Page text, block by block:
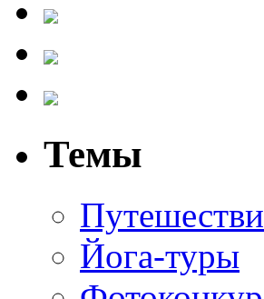
Темы
Йога-туры